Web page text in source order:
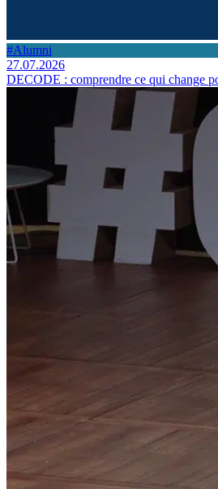
#Alumni
27.07.2026
DECODE : comprendre ce qui change